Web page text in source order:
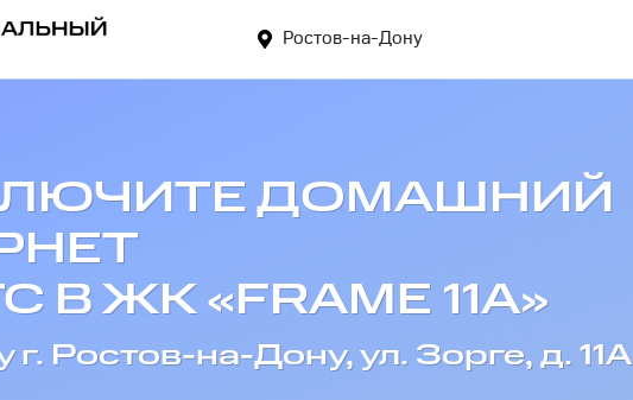
Ростов-на-Дону
ДОМАШНИЙ
В ЖК «FRAME 11А»
г. Ростов-на-Дону, ул. Зорге, д. 11А